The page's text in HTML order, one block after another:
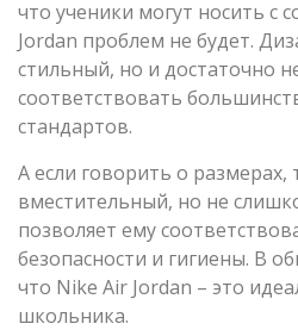
что ученики могут носить с
Jordan проблем не будет.
стильный, но и достаточно
соответствовать
стандартов.
А если говорить о
вместительный, но не
позволяет ему
безопасности и гигиены. В
что Nike Air Jordan – это
школьника.